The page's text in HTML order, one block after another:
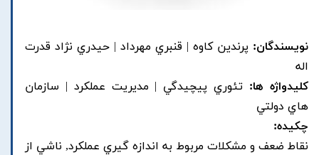
نویسندگان: پرندين کاوه | قنبري مهرداد | حيدري نژاد قدرت
اله
کلیدواژه ها: تئوري پيچيدگي | مديريت عملکرد | سازمان
هاي دولتي
چکیده:
نقاط ضعف و مشکلات مربوط به اندازه گيري عملکرد, ناشي از